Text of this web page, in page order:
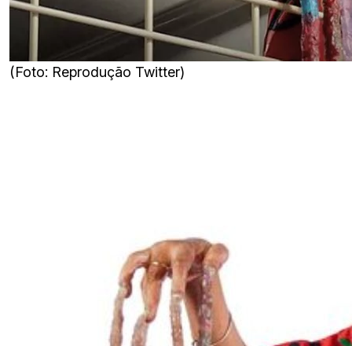
(Foto: Reprodução Twitter)